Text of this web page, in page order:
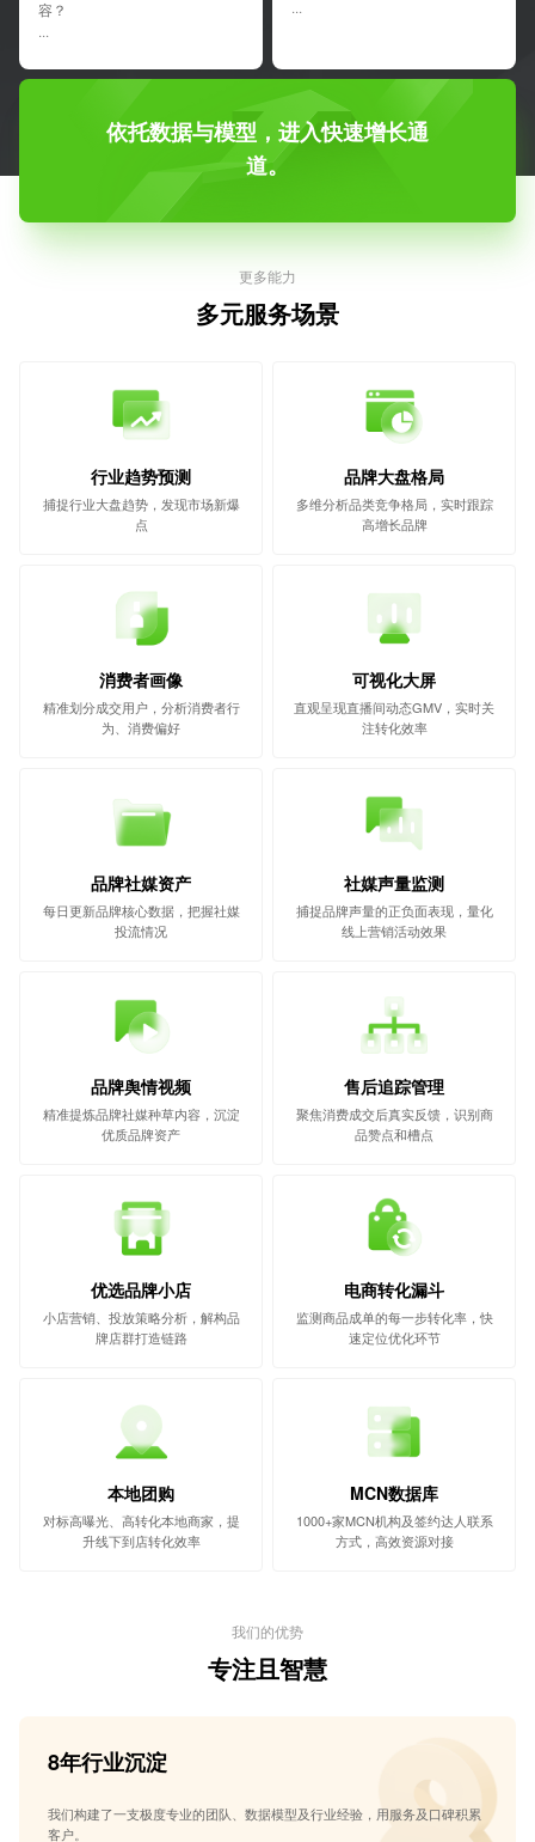
容？
···
···
依托数据与模型，进入快速增长通
道。
更多能力
多元服务场景
行业趋势预测
捕捉行业大盘趋势，发现市场新爆
点
品牌大盘格局
多维分析品类竞争格局，实时跟踪
高增长品牌
消费者画像
精准划分成交用户，分析消费者行
为、消费偏好
可视化大屏
直观呈现直播间动态GMV，实时关
注转化效率
品牌社媒资产
每日更新品牌核心数据，把握社媒
投流情况
社媒声量监测
捕捉品牌声量的正负面表现，量化
线上营销活动效果
品牌舆情视频
精准提炼品牌社媒种草内容，沉淀
优质品牌资产
售后追踪管理
聚焦消费成交后真实反馈，识别商
品赞点和槽点
优选品牌小店
小店营销、投放策略分析，解构品
牌店群打造链路
电商转化漏斗
监测商品成单的每一步转化率，快
速定位优化环节
本地团购
对标高曝光、高转化本地商家，提
升线下到店转化效率
MCN数据库
1000+家MCN机构及签约达人联系
方式，高效资源对接
我们的优势
专注且智慧
8年行业沉淀
我们构建了一支极度专业的团队、数据模型及行业经验，用服务及口碑积累
客户。